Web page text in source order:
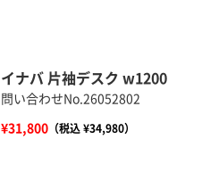
イナバ 片袖デスク w1200
問い合わせNo.26052802
¥31,800（税込 ¥34,980）